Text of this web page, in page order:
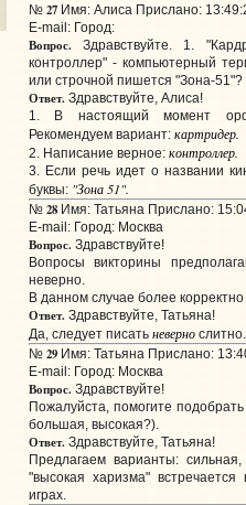
№ 27Имя: Алиса Прислано:
E-mail: Город:
Вопрос.Здравствуйте. 1.
контроллер" - компьютерный
или строчной пишется "Зона-51"?
Ответ.Здравствуйте, Алиса!
1. В настоящий момент
Рекомендуем вариант: картридер.
2. Написание верное: контроллер.
3. Если речь идет о названии
буквы: "Зона 51".
№ 28Имя: Татьяна Прислано:
E-mail: Город: Москва
Вопрос.Здравствуйте!
Вопросы викторины
неверно.
В данном случае более
Ответ.Здравствуйте, Татьяна!
Да, следует писать невернослитно.
№ 29Имя: Татьяна Прислано:
E-mail: Город: Москва
Вопрос.Здравствуйте!
Пожалуйста, помогите
большая, высокая?).
Ответ.Здравствуйте, Татьяна!
Предлагаем варианты:
"высокая харизма"
играх.